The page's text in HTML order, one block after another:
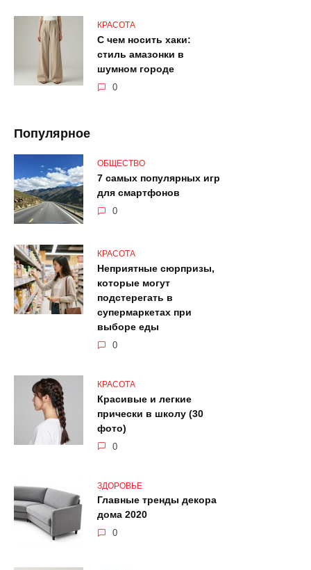
КРАСОТА
С чем носить хаки:
стиль амазонки в
шумном городе
0
Популярное
ОБЩЕСТВО
7 самых популярных игр
для смартфонов
0
КРАСОТА
Неприятные сюрпризы,
которые могут
подстерегать в
супермаркетах при
выборе еды
0
КРАСОТА
Красивые и легкие
прически в школу (30
фото)
0
ЗДОРОВЬЕ
Главные тренды декора
дома 2020
0